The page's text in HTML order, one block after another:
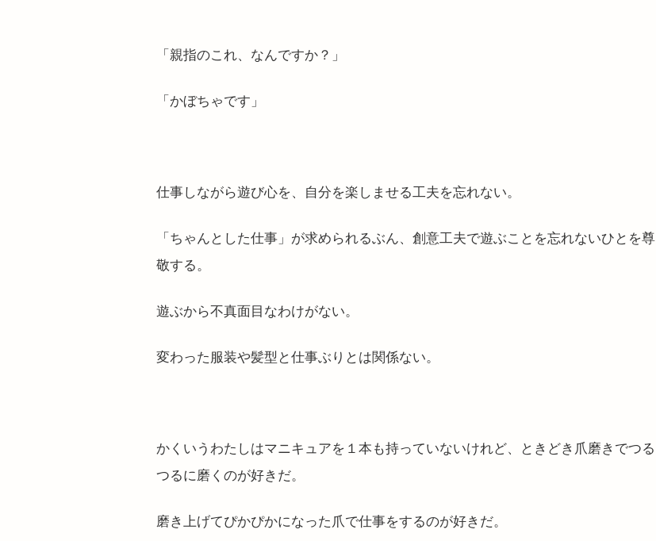
「親指のこれ、なんですか？」
「かぼちゃです」
仕事しながら遊び心を、自分を楽しませる工夫を忘れない。
「ちゃんとした仕事」が求められるぶん、創意工夫で遊ぶことを忘れないひとを尊
敬する。
遊ぶから不真面目なわけがない。
変わった服装や髪型と仕事ぶりとは関係ない。
かくいうわたしはマニキュアを１本も持っていないけれど、ときどき爪磨きでつる
つるに磨くのが好きだ。
磨き上げてぴかぴかになった爪で仕事をするのが好きだ。